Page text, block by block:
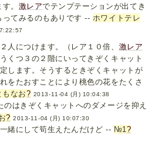
。 激レアでテンプテーションが出てき
ってみるのもありです -- ホワイトテレ
人につけます。（レア１０倍、 激レア
くつ３の２階にいってきぞくキャット
します。そうするときぞくキャットが
をたおすことにより桃色の花をたくさ
もなお? 2013-11-04 (月) 10:04:38
のはきぞくキャットへのダメージを抑え
? 2013-11-04 (月) 10:07:30
緒にして筍生えたんだけど -- №1?